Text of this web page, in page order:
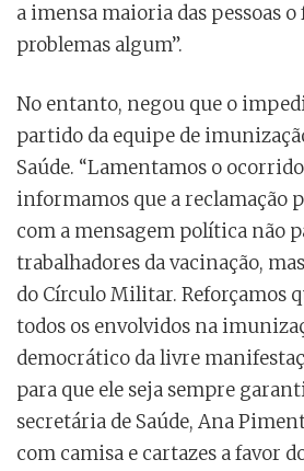
a imensa maioria das pessoas o
problemas algum”.
No entanto, negou que o
partido da equipe de
Saúde. “Lamentamos o
informamos que a reclamação
com a mensagem política não
trabalhadores da vacinação,
do Círculo Militar. Reforçamos
todos os envolvidos na
democrático da livre
para que ele seja sempre
secretária de Saúde, Ana
com camisa e cartazes a favor